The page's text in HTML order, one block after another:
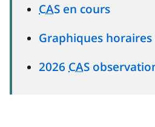
CAS en cours
Graphiques
2026 CAS